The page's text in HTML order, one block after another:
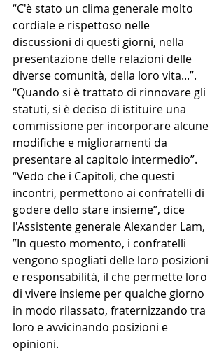
“C'è stato un clima generale molto
cordiale e rispettoso nelle
discussioni di questi giorni, nella
presentazione delle relazioni delle
diverse comunità, della loro vita...”.
“Quando si è trattato di rinnovare gli
statuti, si è deciso di istituire una
commissione per incorporare alcune
modifiche e miglioramenti da
presentare al capitolo intermedio”.
“Vedo che i Capitoli, che questi
incontri, permettono ai confratelli di
godere dello stare insieme”, dice
l'Assistente generale Alexander Lam,
”In questo momento, i confratelli
vengono spogliati delle loro posizioni
e responsabilità, il che permette loro
di vivere insieme per qualche giorno
in modo rilassato, fraternizzando tra
loro e avvicinando posizioni e
opinioni.